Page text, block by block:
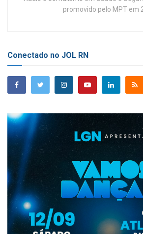
promovido pelo MPT em
Conectado no JOL RN